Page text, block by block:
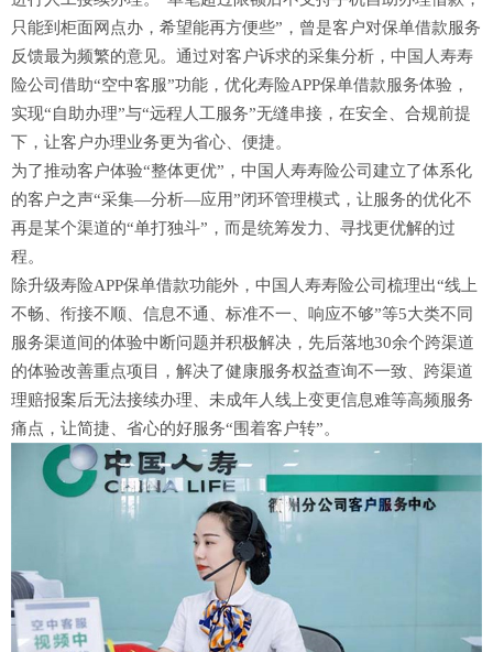
只能到柜面网点办，希望能再方便些”，曾是客户对保单借款服务
反馈最为频繁的意见。通过对客户诉求的采集分析，中国人寿寿
险公司借助“空中客服”功能，优化寿险APP保单借款服务体验，
实现“自助办理”与“远程人工服务”无缝串接，在安全、合规前提
下，让客户办理业务更为省心、便捷。
为了推动客户体验“整体更优”，中国人寿寿险公司建立了体系化
的客户之声“采集—分析—应用”闭环管理模式，让服务的优化不
再是某个渠道的“单打独斗”，而是统筹发力、寻找更优解的过
程。
除升级寿险APP保单借款功能外，中国人寿寿险公司梳理出“线上
不畅、衔接不顺、信息不通、标准不一、响应不够”等5大类不同
服务渠道间的体验中断问题并积极解决，先后落地30余个跨渠道
的体验改善重点项目，解决了健康服务权益查询不一致、跨渠道
理赔报案后无法接续办理、未成年人线上变更信息难等高频服务
痛点，让简捷、省心的好服务“围着客户转”。